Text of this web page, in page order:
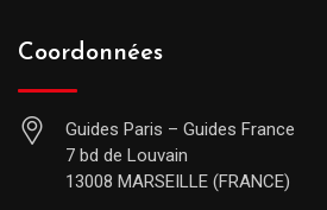
Coordonnées
Guides Paris – Guides France
7 bd de Louvain
13008 MARSEILLE (FRANCE)